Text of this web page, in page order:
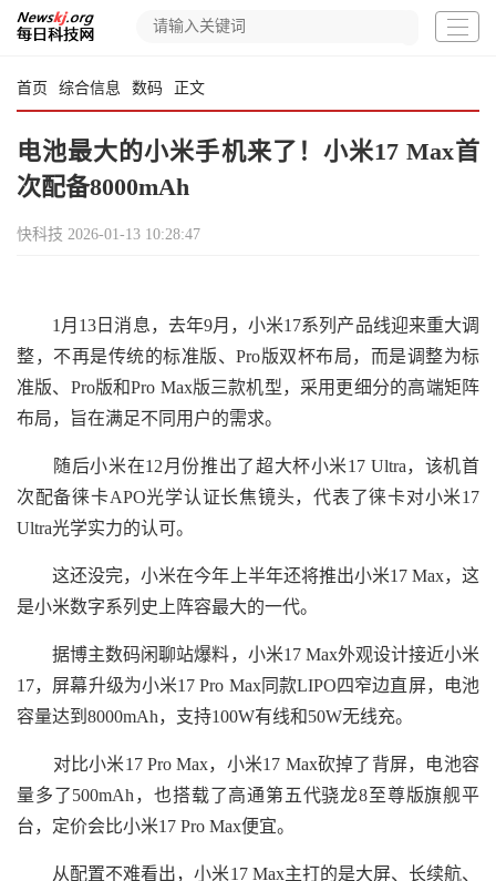
首页 综合信息 数码 正文
电池最大的小米手机来了！小米17 Max首
次配备8000mAh
快科技 2026-01-13 10:28:47
1月13日消息，去年9月，小米17系列产品线迎来重大调
整，不再是传统的标准版、Pro版双杯布局，而是调整为标
准版、Pro版和Pro Max版三款机型，采用更细分的高端矩阵
布局，旨在满足不同用户的需求。
随后小米在12月份推出了超大杯小米17 Ultra，该机首
次配备徕卡APO光学认证长焦镜头，代表了徕卡对小米17
Ultra光学实力的认可。
这还没完，小米在今年上半年还将推出小米17 Max，这
是小米数字系列史上阵容最大的一代。
据博主数码闲聊站爆料，小米17 Max外观设计接近小米
17，屏幕升级为小米17 Pro Max同款LIPO四窄边直屏，电池
容量达到8000mAh，支持100W有线和50W无线充。
对比小米17 Pro Max，小米17 Max砍掉了背屏，电池容
量多了500mAh，也搭载了高通第五代骁龙8至尊版旗舰平
台，定价会比小米17 Pro Max便宜。
从配置不难看出，小米17 Max主打的是大屏、长续航、